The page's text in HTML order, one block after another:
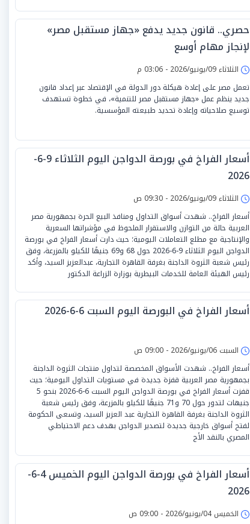
حصري.. قانون جديد يدفع «جهاز مستقبل مصر»
لإنجاز مهام أوسع
الثلاثاء 09/يونيو/2026 - 03:06 م
تعمل مصر على إعادة هيكلة دور الدولة في الإقتصاد عبر إعداد قانون
جديد ينظم عمل «جهاز مستقبل مصر للتنمية»، في خطوة تستهدف
توسيع صلاحياته وإعادة تحديد طبيعته المؤسسية.
أسعار الفراخ في بورصة الدواجن اليوم الثلاثاء 9-6-
2026
الثلاثاء 09/يونيو/2026 - 09:30 ص
أسعار الفراخ.. شهدت أسواق التداول ومنافذ البيع الحرة بجمهورية مصر
العربية حالة من التوازن والاستقرار الملحوظ في مؤشراتها السعرية
والإنتاجية مع مطلع التعاملات اليومية؛ حيث دارت أسعار الفراخ في بورصة
الدواجن اليوم الثلاثاء 9-6-2026 حول 68 و69 جنيهًا للكيلو بالمزرعة، وفق
رئيس شعبة الثروة الداجنة بغرفة القاهرة التجارية، عبدالعزيز السيد، وأكد
رئيس الهيئة العامة للخدمات البيطرية بوزارة الزراعة الدكتور
أسعار الفراخ في البورصة اليوم السبت 6-6-2026
السبت 06/يونيو/2026 - 09:00 ص
أسعار الفراخ.. شهدت الأسواق المخصصة لتداول منتجات الثروة الداجنة
بجمهورية مصر العربية قفزة جديدة في مستويات التداول اليومية؛ حيث
قفزت أسعار الفراخ في بورصة الدواجن اليوم السبت 6-6-2026 بنحو 5
جنيهات لتدور حول 70 و71 جنيهًا للكيلو بالمزرعة، وفق رئيس شعبة
الثروة الداجنة بغرفة القاهرة التجارية عبد العزيز السيد، وتسعى الحكومة
لفتح أسواق خارجية جديدة لتصدير الدواجن بهدف دعم الاحتياطي
المصري بالنقد الأج
أسعار الفراخ في بورصة الدواجن اليوم الخميس 4-6-
2026
الخميس 04/يونيو/2026 - 09:00 ص